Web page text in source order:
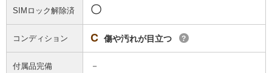
SIMロック解除済 〇
コンディション C 傷や汚れが目立つ ?
付属品完備 －